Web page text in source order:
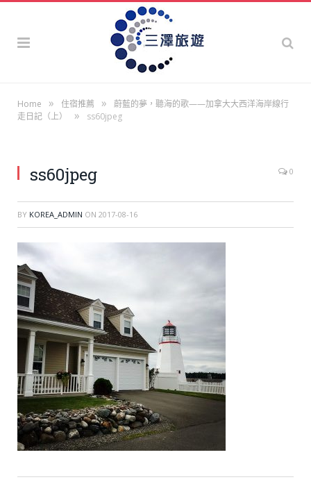
Home » 住宿推薦 »
蔚藍的夢，聽海的歌——加拿大大西洋海岸線行
走日記（上）
» ss60jpeg
ss60jpeg 0
BY KOREA_ADMIN ON 2017-08-16